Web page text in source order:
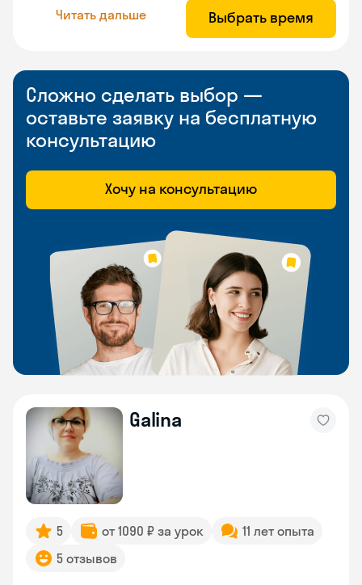
Читать дальше Выбрать время
Сложно сделать выбор —
оставьте заявку на бесплатную
консультацию
Хочу на консультацию
Galina
5 от 1090 ₽ за урок
11 лет опыта
5 отзывов